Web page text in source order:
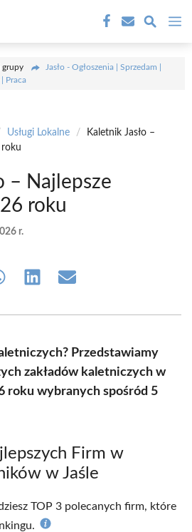
grupy
Jasło - Ogłoszenia | Sprzedam |
Praca
Usługi Lokalne /
Kaletnik Jasło –
roku
– Najlepsze
roku
r.
Share Share
Przedstawiamy
zakładów kaletniczych w
roku wybranych spośród 5
Firm w
w Jaśle
TOP 3 polecanych firm, które